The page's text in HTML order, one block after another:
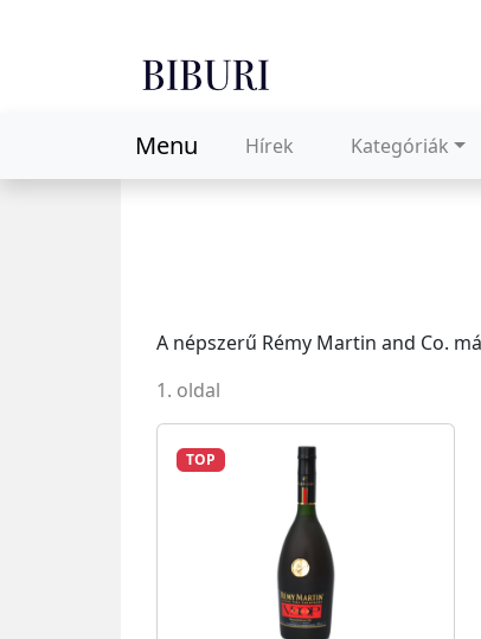
Menu Hírek Kategóriák
A népszerű Rémy Martin and Co.
1. oldal
TOP